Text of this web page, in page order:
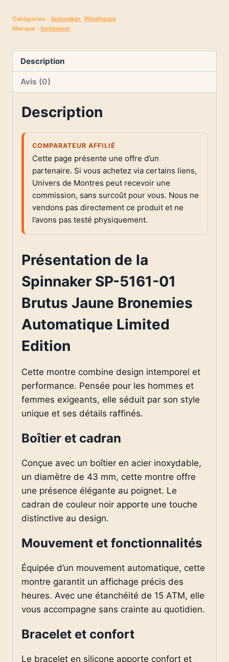
Catégories : Spinnaker, Windheure
Marque : Spinnaker
Description
Avis (0)
Description
COMPARATEUR AFFILIÉ
Cette page présente une offre d’un
partenaire. Si vous achetez via certains liens,
Univers de Montres peut recevoir une
commission, sans surcoût pour vous. Nous ne
vendons pas directement ce produit et ne
l’avons pas testé physiquement.
Présentation de la
Spinnaker SP-5161-01
Brutus Jaune Bronemies
Automatique Limited
Edition
Cette montre combine design intemporel et
performance. Pensée pour les hommes et
femmes exigeants, elle séduit par son style
unique et ses détails raffinés.
Boîtier et cadran
Conçue avec un boîtier en acier inoxydable,
un diamètre de 43 mm, cette montre offre
une présence élégante au poignet. Le
cadran de couleur noir apporte une touche
distinctive au design.
Mouvement et fonctionnalités
Équipée d’un mouvement automatique, cette
montre garantit un affichage précis des
heures. Avec une étanchéité de 15 ATM, elle
vous accompagne sans crainte au quotidien.
Bracelet et confort
Le bracelet en silicone apporte confort et